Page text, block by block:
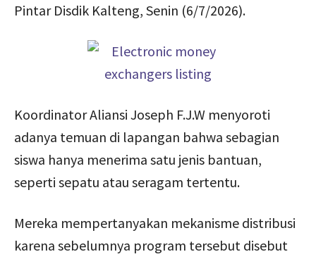
Pintar Disdik Kalteng, Senin (6/7/2026).
Koordinator ‎Aliansi Joseph F.J.W menyoroti
adanya temuan di lapangan bahwa sebagian
siswa hanya menerima satu jenis bantuan,
seperti sepatu atau seragam tertentu.
Mereka mempertanyakan mekanisme distribusi
karena sebelumnya program tersebut disebut